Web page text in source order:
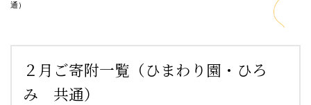
通）
２月ご寄附一覧（ひまわり園・ひろ
み 共通）